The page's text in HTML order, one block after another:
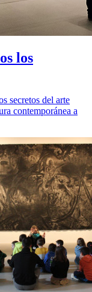
los
secretos del arte
contemporánea a